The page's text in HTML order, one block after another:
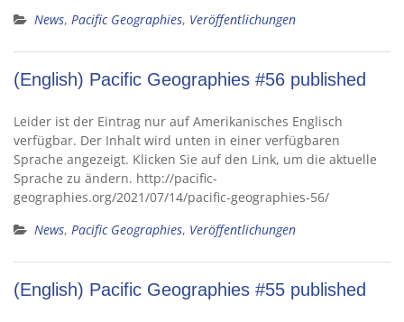
News, Pacific Geographies, Veröffentlichungen
(English) Pacific Geographies #56 published
Leider ist der Eintrag nur auf Amerikanisches Englisch
verfügbar. Der Inhalt wird unten in einer verfügbaren
Sprache angezeigt. Klicken Sie auf den Link, um die aktuelle
Sprache zu ändern. http://pacific-
geographies.org/2021/07/14/pacific-geographies-56/
News, Pacific Geographies, Veröffentlichungen
(English) Pacific Geographies #55 published